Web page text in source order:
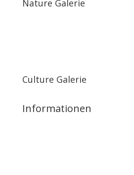
Nature Galerie
Culture Galerie
Informationen